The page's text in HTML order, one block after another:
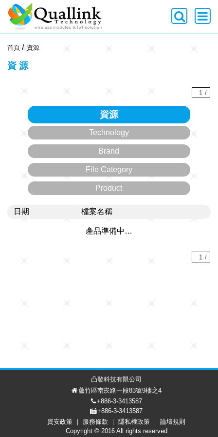
會員中心
首頁 資源
資源
1 /
資源
Technology
Brand
File Category
Product
日期 檔案名稱
產品準備中…
1 /
凸發科技有限公司
蘆竹區南崁路一段83號9樓之4
+886-3-3413587
+886-3-3413587
資安政策
服務條款 隱私權政策
論壇規則
Copyright © 2016 All rights reserved